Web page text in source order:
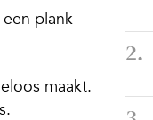
plank
maakt.